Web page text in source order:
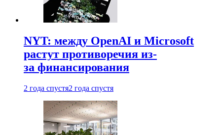
NYT: между OpenAI и Microsoft
растут противоречия из-
за финансирования
2 года спустя2 года спустя